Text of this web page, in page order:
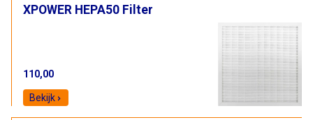
XPOWER HEPA50 Filter
110,00
Bekijk